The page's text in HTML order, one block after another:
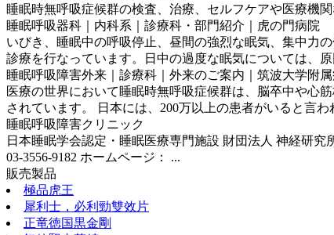
睡眠時無呼吸症候群の検査、治療、セルフケアや医療機
睡眠呼吸器科｜内科系｜診療科・部門紹介｜虎の門病院
いびき、睡眠中の呼吸停止、昼間の強烈な眠気、集中力
診療を行なっています。日中の過度な眠気については、
睡眠呼吸障害外来｜診療科｜外来のご案内｜筑波大学附
医療の世界において睡眠時無呼吸症候群は、脳卒中や心
されています。 日本には、200万以上の患者がいると言わ
睡眠呼吸障害クリニック
日本睡眠学会認定・睡眠医療専門施設 財団法人 神経研究
03-3556-9182 ホームページ： ...
販売製品
極品虎王
犀利士，必利勁雙效片
正竜徳国黒金剛